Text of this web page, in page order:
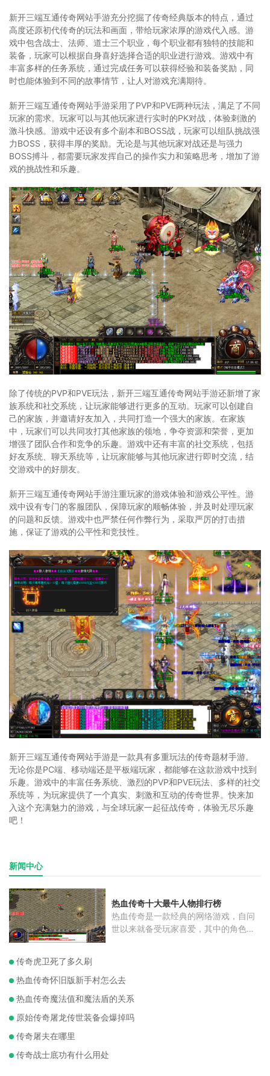
新开三端互通传奇网站手游充分挖掘了传奇经典版本的特点，通过
高度还原初代传奇的玩法和画面，带给玩家浓厚的游戏代入感。游
戏中包含战士、法师、道士三个职业，每个职业都有独特的技能和
装备，玩家可以根据自身喜好选择合适的职业进行游戏。游戏中有
丰富多样的任务系统，通过完成任务可以获得经验和装备奖励，同
时也能体验到不同的故事情节，让人对游戏充满期待。
新开三端互通传奇网站手游采用了PVP和PVE两种玩法，满足了不同
玩家的需求。玩家可以与其他玩家进行实时的PK对战，体验刺激的
激斗快感。游戏中还设有多个副本和BOSS战，玩家可以组队挑战强
力BOSS，获得丰厚的奖励。无论是与其他玩家对战还是与强力
BOSS搏斗，都需要玩家发挥自己的操作实力和策略思考，增加了游
戏的挑战性和乐趣。
除了传统的PVP和PVE玩法，新开三端互通传奇网站手游还新增了家
族系统和社交系统，让玩家能够进行更多的互动。玩家可以创建自
己的家族，并邀请好友加入，共同打造一个强大的家族。在家族
中，玩家们可以共同攻打其他家族的领地，争夺资源和荣誉，更加
增强了团队合作和竞争的乐趣。游戏中还有丰富的社交系统，包括
好友系统、聊天系统等，让玩家能够与其他玩家进行即时交流，结
交游戏中的好朋友。
新开三端互通传奇网站手游注重玩家的游戏体验和游戏公平性。游
戏中设有专门的客服团队，保障玩家的顺畅体验，并及时处理玩家
的问题和反馈。游戏中也严禁任何作弊行为，采取严厉的打击措
施，保证了游戏的公平性和竞技性。
新开三端互通传奇网站手游是一款具有多重玩法的传奇题材手游。
无论你是PC端、移动端还是平板端玩家，都能够在这款游戏中找到
乐趣。游戏中的丰富任务系统、激烈的PVP和PVE玩法、多样的社交
系统等，为玩家提供了一个真实、刺激和互动的传奇世界。快来加
入这个充满魅力的游戏，与全球玩家一起征战传奇，体验无尽乐趣
吧！
新闻中心
热血传奇十大最牛人物排行榜
热血传奇是一款经典的网络游戏，自问
世以来就备受玩家喜爱，其中的角色更
传奇虎卫死了多久刷
热血传奇怀旧版新手村怎么去
热血传奇魔法值和魔法盾的关系
原始传奇屠龙传世装备会爆掉吗
传奇屠夫在哪里
传奇战士底功有什么用处